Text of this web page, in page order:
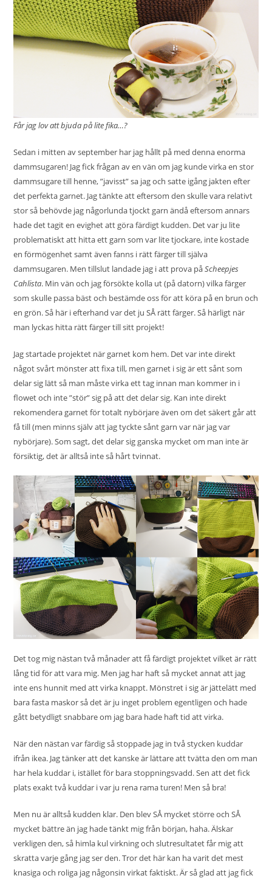
Får jag lov att bjuda på lite fika…?
Sedan i mitten av september har jag hållt på med denna enorma
dammsugaren! Jag fick frågan av en vän om jag kunde virka en stor
dammsugare till henne, ”javisst” sa jag och satte igång jakten efter
det perfekta garnet. Jag tänkte att eftersom den skulle vara relativt
stor så behövde jag någorlunda tjockt garn ändå eftersom annars
hade det tagit en evighet att göra färdigt kudden. Det var ju lite
problematiskt att hitta ett garn som var lite tjockare, inte kostade
en förmögenhet samt även fanns i rätt färger till själva
dammsugaren. Men tillslut landade jag i att prova påScheepjes
Cahlista. Min vän och jag försökte kolla ut (på datorn) vilka färger
som skulle passa bäst och bestämde oss för att köra på en brun och
en grön. Så här i efterhand var det ju SÅ rätt färger. Så härligt när
man lyckas hitta rätt färger till sitt projekt!
Jag startade projektet när garnet kom hem. Det var inte direkt
något svårt mönster att fixa till, men garnet i sig är ett sånt som
delar sig lätt så man måste virka ett tag innan man kommer in i
flowet och inte ”stör” sig på att det delar sig. Kan inte direkt
rekomendera garnet för totalt nybörjare även om det säkert går att
få till (men minns själv att jag tyckte sånt garn var när jag var
nybörjare). Som sagt, det delar sig ganska mycket om man inte är
försiktig, det är alltså inte så hårt tvinnat.
Det tog mig nästan två månader att få färdigt projektet vilket är rätt
lång tid för att vara mig. Men jag har haft så mycket annat att jag
inte ens hunnit med att virka knappt. Mönstret i sig är jättelätt med
bara fasta maskor så det är ju inget problem egentligen och hade
gått betydligt snabbare om jag bara hade haft tid att virka.
När den nästan var färdig så stoppade jag in två stycken kuddar
ifrån ikea. Jag tänker att det kanske är lättare att tvätta den om man
har hela kuddar i, istället för bara stoppningsvadd. Sen att det fick
plats exakt två kuddar i var ju rena rama turen! Men så bra!
Men nu är alltså kudden klar. Den blev SÅ mycket större och SÅ
mycket bättre än jag hade tänkt mig från början, haha. Älskar
verkligen den, så himla kul virkning och slutresultatet får mig att
skratta varje gång jag ser den. Tror det här kan ha varit det mest
knasiga och roliga jag någonsin virkat faktiskt. Är så glad att jag fick